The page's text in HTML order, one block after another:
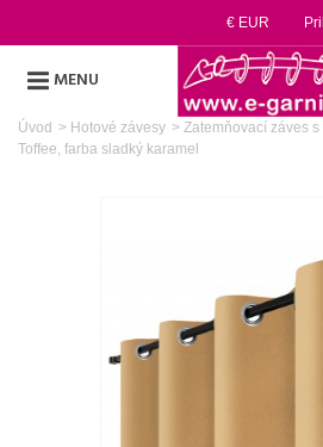
€ EUR
MENU
Úvod > Hotové závesy > Zatemňovací záves
Toffee, farba sladký karamel